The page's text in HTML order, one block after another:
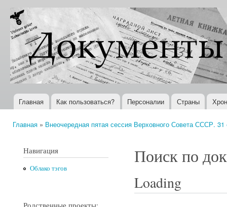
Документы
XX века
Всемирная
история в
Интернете
Главное меню
Главная Как пользоваться? Персоналии Страны
Главная » Внеочередная пятая сессия Верховного Совета СССР. 31
Навигация
Облако тэгов
Поиск по
Loading